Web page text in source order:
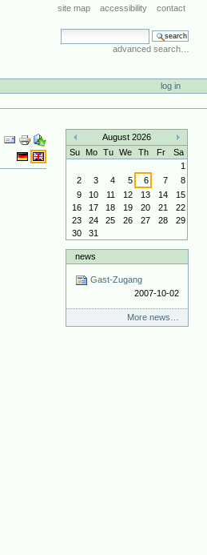
site map accessibility contact
search site
advanced search…
log in
Document
Actions
«
August 2026
»
Su Mo Tu We Th Fr
Sa
1
2
3 4 5 6 7
8
9
10 11 12 13 14
15
16
17 18 19 20 21
22
23
24 25 26 27 28
29
30
31
news
Gast-Zugang
2007-10-02
More news…